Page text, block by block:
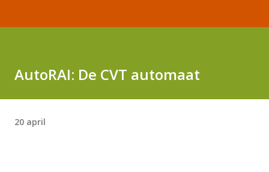
AutoRAI: De CVT automaat
20 april